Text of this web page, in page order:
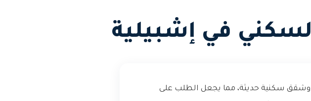
في إشبيلية
وشقق سكنية حديثة، مما يجعل الطلب على